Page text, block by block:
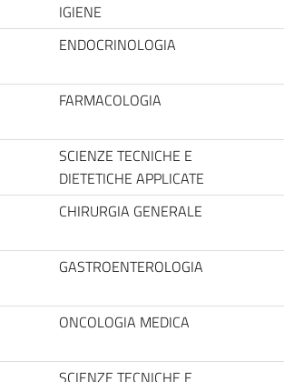
IGIENE
ENDOCRINOLOGIA
FARMACOLOGIA
SCIENZE TECNICHE E
DIETETICHE APPLICATE
CHIRURGIA GENERALE
GASTROENTEROLOGIA
ONCOLOGIA MEDICA